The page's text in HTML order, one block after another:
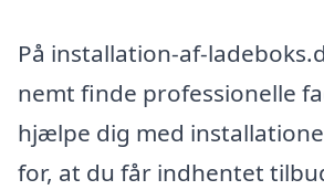
På installation-af-
nemt finde professionelle
hjælpe dig med
for, at du får indhentet